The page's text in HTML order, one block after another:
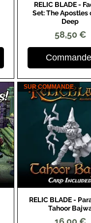
Aperçu
RELIC BLADE -
Set: The Apostles
Deep
Prix
58,50 €
Aperçu
SUR COMMANDE
RELIC BLADE -
Tahoor
Prix